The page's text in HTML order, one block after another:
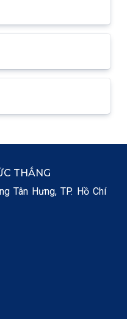
THẮNG
Tân Hưng, TP. Hồ Chí